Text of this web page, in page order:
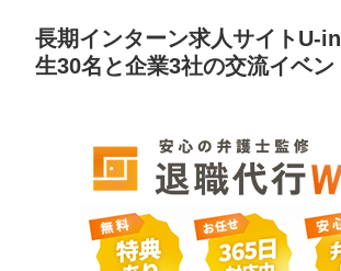
長期インターン求人サイトU-
生30名と企業3社の交流イベン